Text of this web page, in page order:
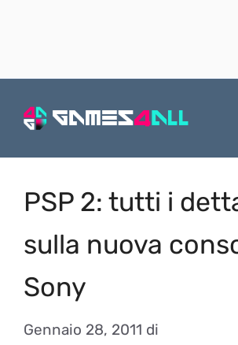
PSP 2: tutti i
sulla nuova
Sony
Gennaio 28, 2011 di